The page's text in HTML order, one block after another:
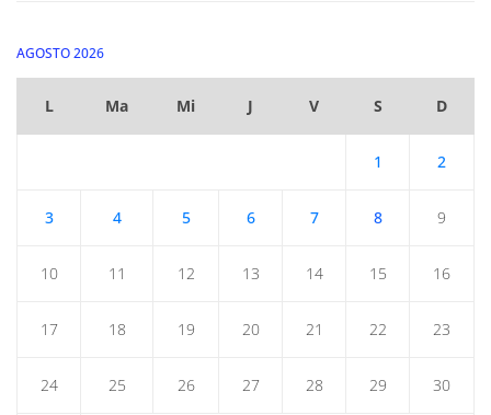
AGOSTO 2026
L Ma Mi J V S D
1 2
3 4 5 6 7 8 9
10 11 12 13 14 15 16
17 18 19 20 21 22 23
24 25 26 27 28 29 30